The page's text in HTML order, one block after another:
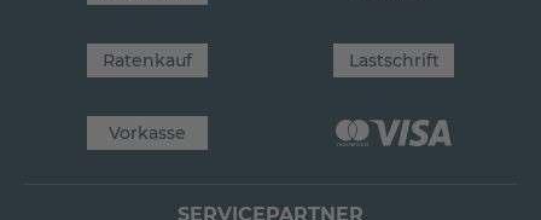
Ratenkauf Lastschrift
Vorkasse
SERVICEPARTNER